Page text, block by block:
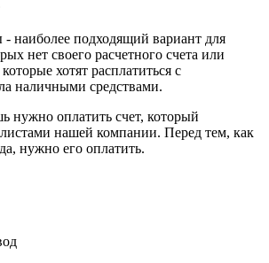
наиболее подходящий вариант для
нет своего расчетного счета или
хотят расплатиться с
наличными средствами.
нужно оплатить счет, который
нашей компании. Перед тем, как
нужно его оплатить.